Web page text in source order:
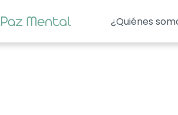
¿Quiénes